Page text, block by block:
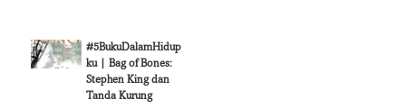
e
o
n
e
n
F
a
c
#5BukuDalamHidup
ku | Bag of Bones:
Stephen King dan
Tanda Kurung